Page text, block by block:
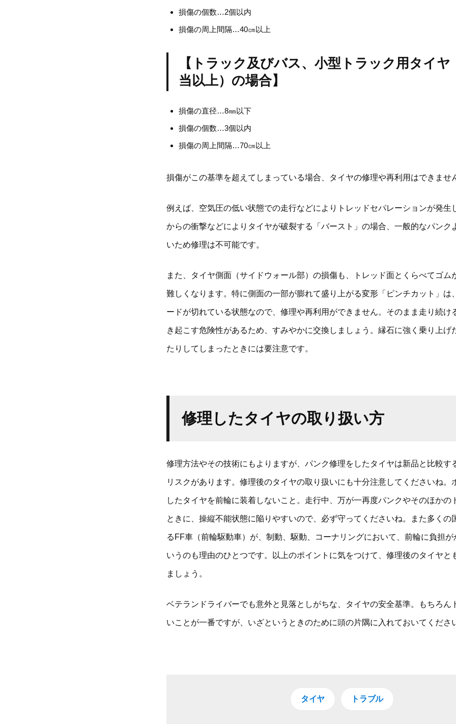
損傷の個数…2個以内
損傷の周上間隔…40㎝以上
【トラック及びバス、小型トラック用タイヤ
当以上）の場合】
損傷の直径…8㎜以下
損傷の個数…3個以内
損傷の周上間隔…70㎝以上
損傷がこの基準を超えてしまっている場合、タイヤの修理や再利用はできませ
例えば、空気圧の低い状態での走行などによりトレッドセパレーションが発生
からの衝撃などによりタイヤが破裂する「バースト」の場合、一般的なパンク
いため修理は不可能です。
また、タイヤ側面（サイドウォール部）の損傷も、トレッド面とくらべてゴム
難しくなります。特に側面の一部が膨れて盛り上がる変形「ピンチカット」は
ードが切れている状態なので、修理や再利用ができません。そのまま走り続け
き起こす危険性があるため、すみやかに交換しましょう。縁石に強く乗り上げ
たりしてしまったときには要注意です。
修理したタイヤの取り扱い方
修理方法やその技術にもよりますが、パンク修理をしたタイヤは新品と比較す
リスクがあります。修理後のタイヤの取り扱いにも十分注意してくださいね。
したタイヤを前輪に装着しないこと。走行中、万が一再度パンクやそのほかの
ときに、操縦不能状態に陥りやすいので、必ず守ってくださいね。また多くの
るFF車（前輪駆動車）が、制動、駆動、コーナリングにおいて、前輪に負担が
いうのも理由のひとつです。以上のポイントに気をつけて、修理後のタイヤと
ましょう。
ベテランドライバーでも意外と見落としがちな、タイヤの安全基準。もちろん
いことが一番ですが、いざというときのために頭の片隅に入れておいてくださ
タイヤ トラブル